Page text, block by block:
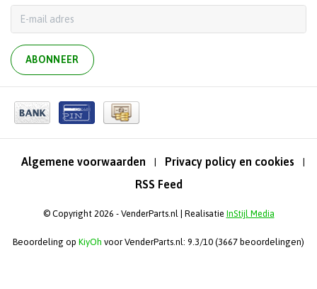
ABONNEER
Algemene voorwaarden | Privacy policy en cookies |
RSS Feed
© Copyright 2026 - VenderParts.nl | Realisatie InStijl Media
Beoordeling op KiyOh voor VenderParts.nl: 9.3/10 (3667 beoordelingen)